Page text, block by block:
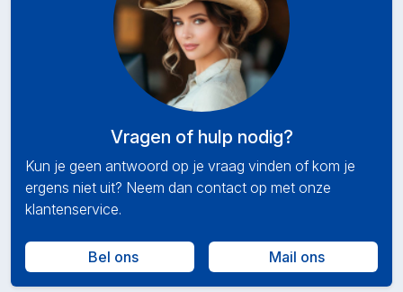
Vragen of hulp nodig?
Kun je geen antwoord op je vraag vinden of kom je
ergens niet uit? Neem dan contact op met onze
klantenservice.
Bel ons Mail ons